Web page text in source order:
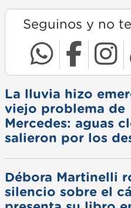
Seguinos y no
La lluvia hizo
viejo problema de
Mercedes: aguas
salieron por los
Débora Martinelli
silencio sobre el